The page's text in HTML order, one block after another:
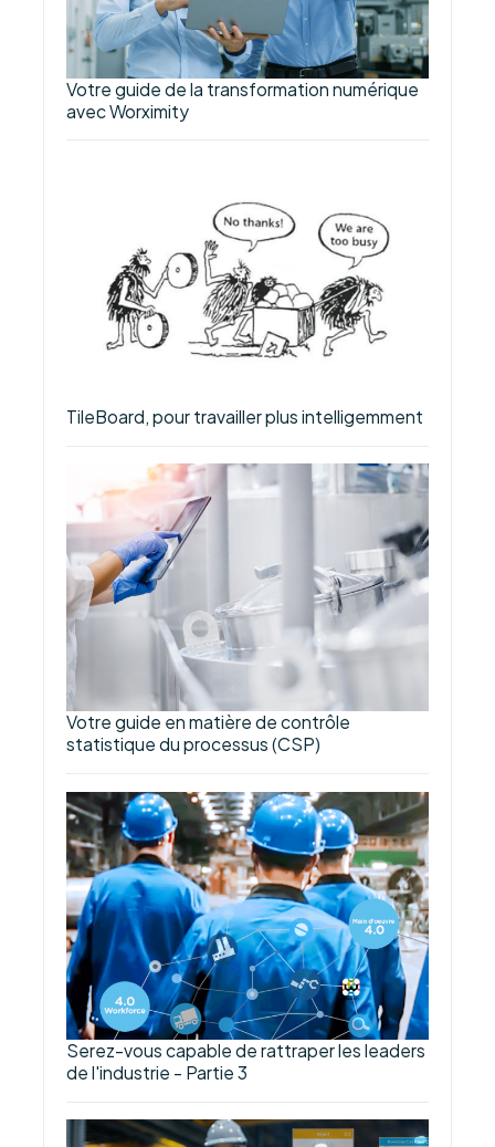
Votre guide de la transformation numérique
avec Worximity
TileBoard, pour travailler plus intelligemment
Votre guide en matière de contrôle
statistique du processus (CSP)
Serez-vous capable de rattraper les leaders
de l'industrie - Partie 3